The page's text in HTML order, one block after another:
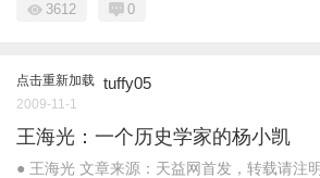
3612 0
点击重新加载 tuffy05
2009-11-1
王海光：一个历史学家的杨小凯
● 王海光 文章来源：天益网首发，转载请注